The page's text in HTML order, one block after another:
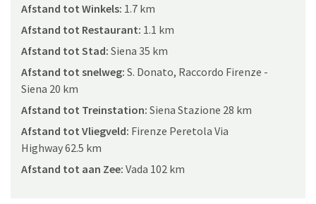
Afstand tot Winkels: 1.7 km
Afstand tot Restaurant: 1.1 km
Afstand tot Stad: Siena 35 km
Afstand tot snelweg: S. Donato, Raccordo Firenze -
Siena 20 km
Afstand tot Treinstation: Siena Stazione 28 km
Afstand tot Vliegveld: Firenze Peretola Via
Highway 62.5 km
Afstand tot aan Zee: Vada 102 km